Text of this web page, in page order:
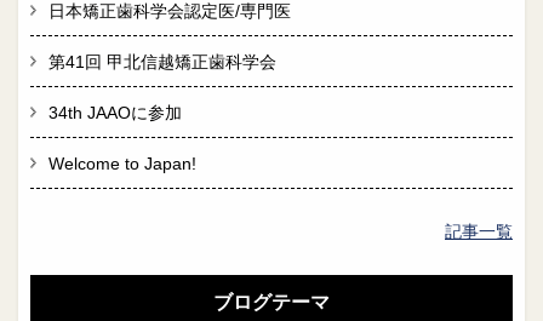
日本矯正歯科学会認定医/専門医
第41回 甲北信越矯正歯科学会
34th JAAOに参加
Welcome to Japan!
記事一覧
ブログテーマ